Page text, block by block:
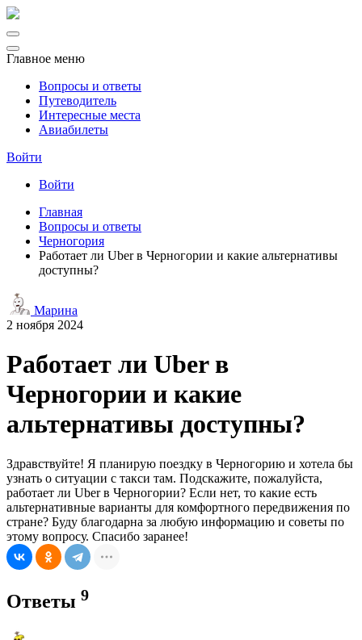
Главное меню
Вопросы и ответы
Путеводитель
Интересные места
Авиабилеты
Войти
Войти
Главная
Вопросы и ответы
Черногория
Работает ли Uber в Черногории и какие альтернативы
доступны?
Марина
2 ноября 2024
Работает ли Uber в
Черногории и какие
альтернативы доступны?
Здравствуйте! Я планирую поездку в Черногорию и хотела бы
узнать о ситуации с такси там. Подскажите, пожалуйста,
работает ли Uber в Черногории? Если нет, то какие есть
альтернативные варианты для комфортного передвижения по
стране? Буду благодарна за любую информацию и советы по
этому вопросу. Спасибо заранее!
Ответы 9